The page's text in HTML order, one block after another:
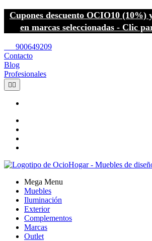
Cupones descuento OCIO10 (10%)
en marcas seleccionadas - Clic
900649209
Contacto
Blog
Profesionales
 
Mega Menu
Muebles
Iluminación
Exterior
Complementos
Marcas
Outlet